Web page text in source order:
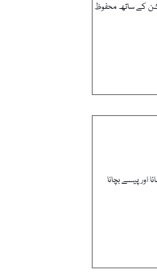
کے ساتھ محفوظ
اور پیسے بچانا